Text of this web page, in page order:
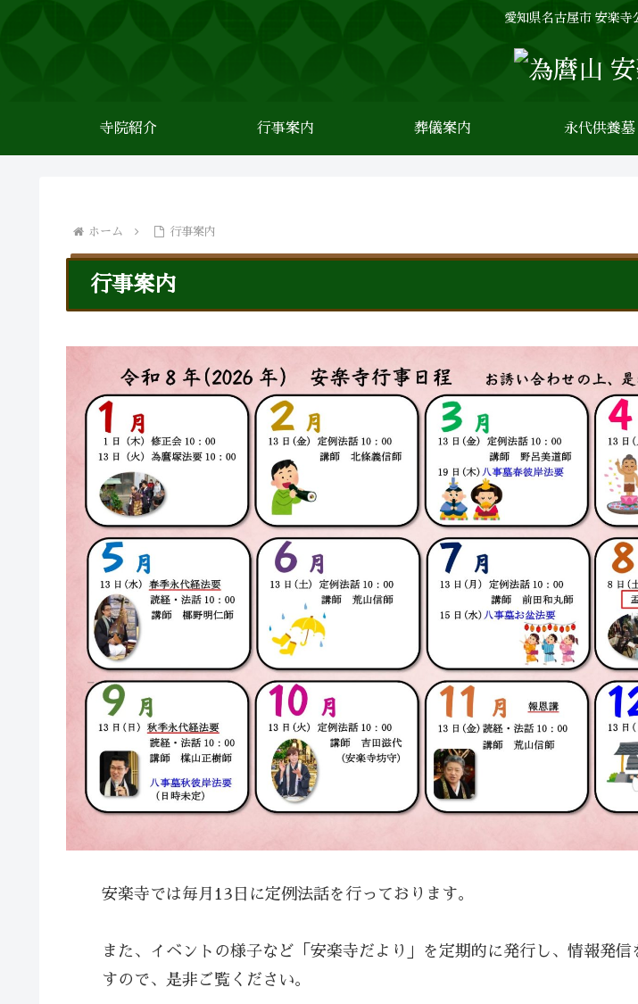
愛知県名古屋市 安楽寺
寺院紹介 行事案内 葬儀案内 永代供養墓
ホーム 行事案内
行事案内
安楽寺では毎月13日に定例法話を行っております。
また、イベントの様子など「安楽寺だより」を定期的に発行し、情報発信
すので、是非ご覧ください。